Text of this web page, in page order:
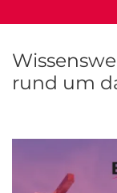
rund um